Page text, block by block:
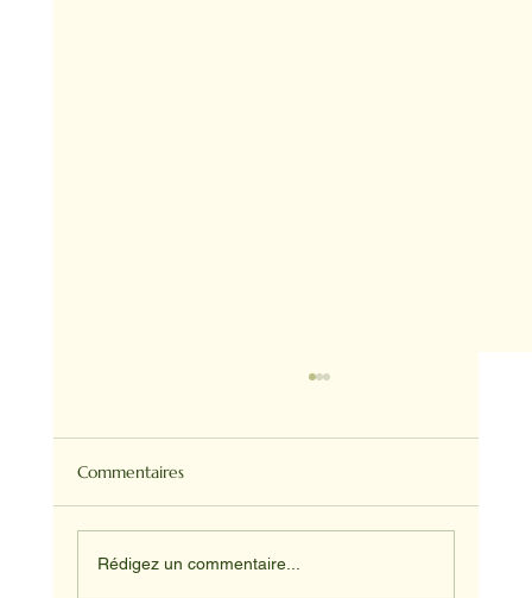
Commentaires
Rédigez un commentaire...